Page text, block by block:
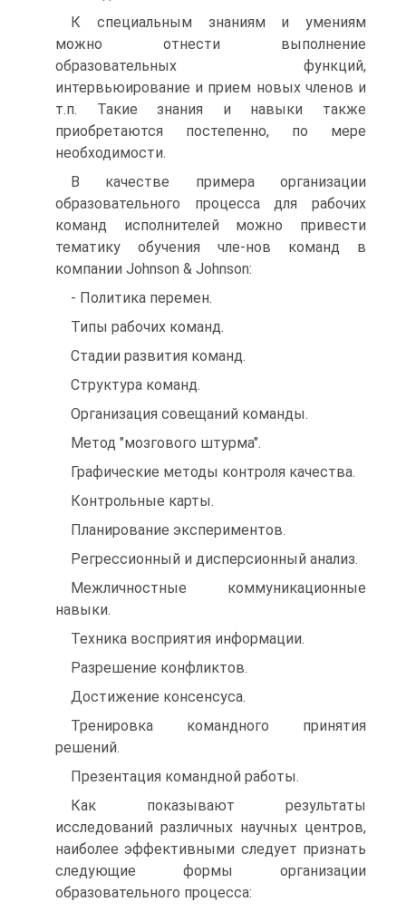
К специальным знаниям и умениям
можно отнести выполнение
образовательных функций,
интервьюирование и прием новых членов и
т.п. Такие знания и навыки также
приобретаются постепенно, по мере
необходимости.
В качестве примера организации
образовательного процесса для рабочих
команд исполнителей можно привести
тематику обучения чле-нов команд в
компании Johnson & Johnson:
- Политика перемен.
Типы рабочих команд.
Стадии развития команд.
Структура команд.
Организация совещаний команды.
Метод "мозгового штурма".
Графические методы контроля качества.
Контрольные карты.
Планирование экспериментов.
Регрессионный и дисперсионный анализ.
Межличностные коммуникационные
навыки.
Техника восприятия информации.
Разрешение конфликтов.
Достижение консенсуса.
Тренировка командного принятия
решений.
Презентация командной работы.
Как показывают результаты
исследований различных научных центров,
наиболее эффективными следует признать
следующие формы организации
образовательного процесса: